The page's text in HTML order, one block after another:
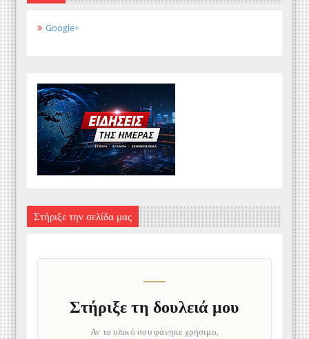
Google+
Στήριξε την σελίδα μας
Στήριξε τη δουλειά μου
Αν το υλικό σου φάνηκε χρήσιμο,